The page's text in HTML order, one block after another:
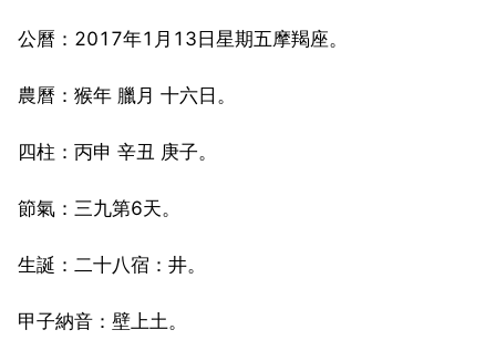
公曆：2017年1月13日星期五摩羯座。
農曆：猴年 臘月 十六日。
四柱：丙申 辛丑 庚子。
節氣：三九第6天。
生誕：二十八宿：井。
甲子納音：壁上土。